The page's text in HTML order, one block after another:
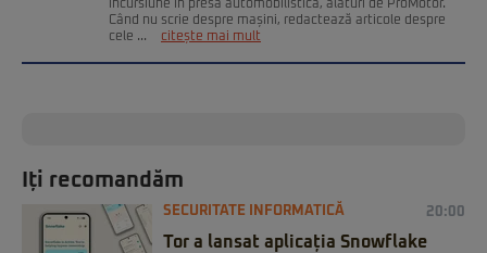
incursiune în presa automobilistică, alături de ProMotor.
Când nu scrie despre mașini, redactează articole despre
cele ...
citește mai mult
Iți recomandăm
SECURITATE INFORMATICĂ 20:00
Tor a lansat aplicația Snowflake